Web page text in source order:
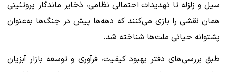
سیل و زلزله تا تهدیدات احتمالی نظامی، ذخایر ماندگار پروتئینی
همان نقشی را بازی می‌کنند که دهه‌ها پیش در جنگ‌ها به‌عنوان
پشتوانه حیاتی ملت‌ها شناخته شد.
طبق بررسی‌های دفتر بهبود کیفیت، فرآوری و توسعه بازار آبزیان